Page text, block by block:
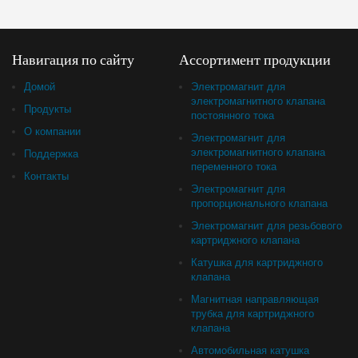
Навигация по сайту
Домой
Продукты
О компании
Поддержка
Контакты
Ассортимент продукции
Электромагнит для
электромагнитного клапана
постоянного тока
Электромагнит для
электромагнитного клапана
переменного тока
Электромагнит для
пропорционального клапана
Электромагнит для резьбового
картриджного клапана
Катушка для картриджного
клапана
Магнитная направляющая
трубка для картриджного
клапана
Автомобильная катушка